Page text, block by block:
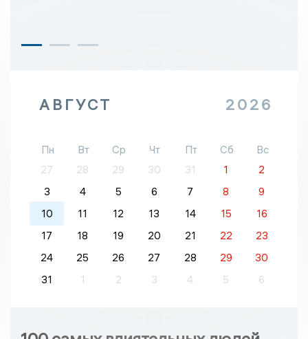
АВГУСТ 2026
Пн Вт Ср Чт Пт Сб
Вс
27
28 29 30 31 1
2
3
4 5 6 7 8
9
10
11 12 13 14 15
16
17
18 19 20 21 22
23
24
25 26 27 28 29
30
31
1 2 3 4 5 6